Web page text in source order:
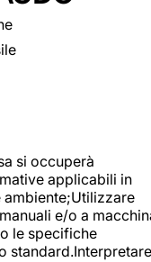
si occuperà
applicabili in
ambiente;Utilizzare
e/o a
le specifiche
standard.Interpretare